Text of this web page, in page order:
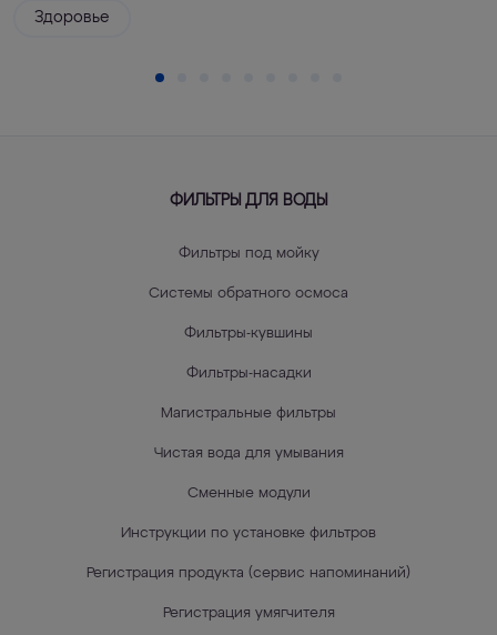
Здоровье
ФИЛЬТРЫ ДЛЯ ВОДЫ
Фильтры под мойку
Системы обратного осмоса
Фильтры-кувшины
Фильтры-насадки
Магистральные фильтры
Чистая вода для умывания
Сменные модули
Инструкции по установке фильтров
Регистрация продукта (сервис напоминаний)
Регистрация умягчителя